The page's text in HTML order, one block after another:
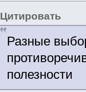
Цитировать
Разные
полезности